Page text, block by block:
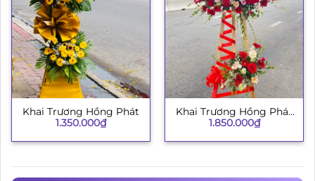
Khai Trương Hồng Phát
1.350.000₫
Khai Trương Hồng Phát
134
1.850.000₫